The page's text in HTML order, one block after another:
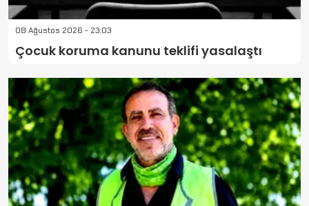
08 Ağustos 2026 - 23:03
Çocuk koruma kanunu teklifi yasalaştı